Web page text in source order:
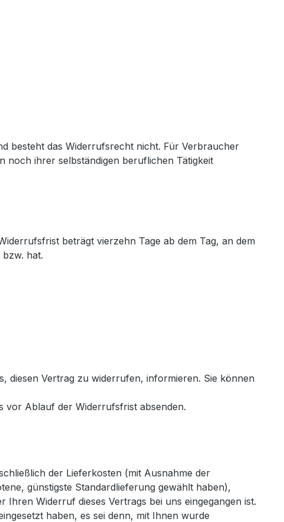
besteht das Widerrufsrecht nicht. Für Verbraucher
noch ihrer selbständigen beruflichen Tätigkeit
beträgt vierzehn Tage ab dem Tag, an dem
hat.
diesen Vertrag zu widerrufen, informieren. Sie können
vor Ablauf der Widerrufsfrist absenden.
der Lieferkosten (mit Ausnahme der
günstigste Standardlieferung gewählt haben),
Widerruf dieses Vertrags bei uns eingegangen ist.
haben, es sei denn, mit Ihnen wurde